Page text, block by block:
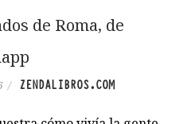
de Roma, de
/ ZENDALIBROS.COM